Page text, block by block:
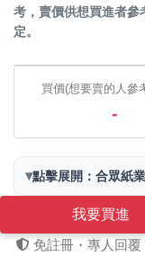
考，賣價供想買進者參
定。
買價(想要賣的人參
-
▾點擊展開：合眾紙
我要買進
免註冊・專人回